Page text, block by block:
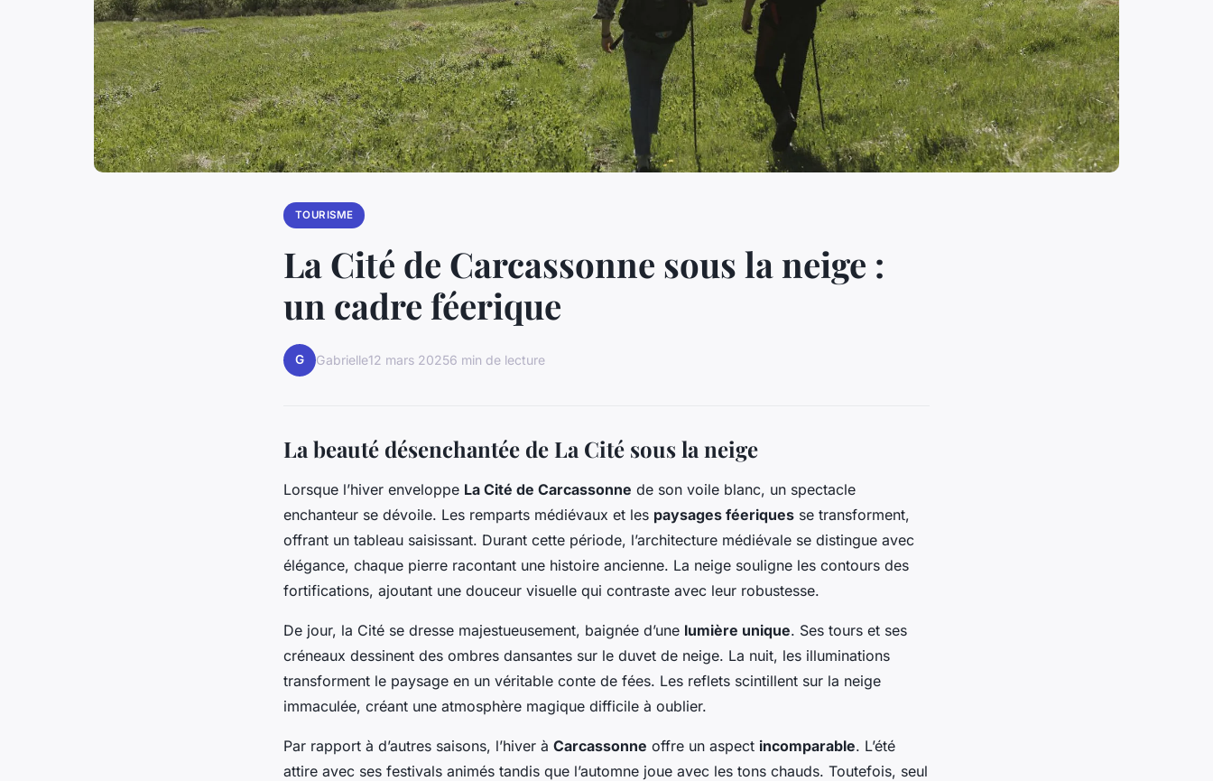
TOURISME
La Cité de Carcassonne sous la neige :
un cadre féerique
G Gabrielle12 mars 20256 min de lecture
La beauté désenchantée de La Cité sous la neige
Lorsque l’hiver enveloppe La Cité de Carcassonne de son voile blanc, un spectacle
enchanteur se dévoile. Les remparts médiévaux et les paysages féeriques se transforment,
offrant un tableau saisissant. Durant cette période, l’architecture médiévale se distingue avec
élégance, chaque pierre racontant une histoire ancienne. La neige souligne les contours des
fortifications, ajoutant une douceur visuelle qui contraste avec leur robustesse.
De jour, la Cité se dresse majestueusement, baignée d’une lumière unique. Ses tours et ses
créneaux dessinent des ombres dansantes sur le duvet de neige. La nuit, les illuminations
transforment le paysage en un véritable conte de fées. Les reflets scintillent sur la neige
immaculée, créant une atmosphère magique difficile à oublier.
Par rapport à d’autres saisons, l’hiver à Carcassonne offre un aspect incomparable. L’été
attire avec ses festivals animés tandis que l’automne joue avec les tons chauds. Toutefois, seul